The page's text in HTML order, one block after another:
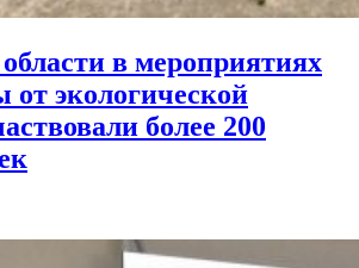
в мероприятиях
экологической
более 200